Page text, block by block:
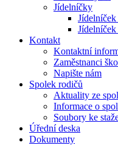
Jídelníčky
Jídelníček
Kontakt
Kontaktní
Zaměstnanci
Napište nám
Spolek rodičů
Aktuality ze
Informace o
Soubory ke
Úřední deska
Dokumenty